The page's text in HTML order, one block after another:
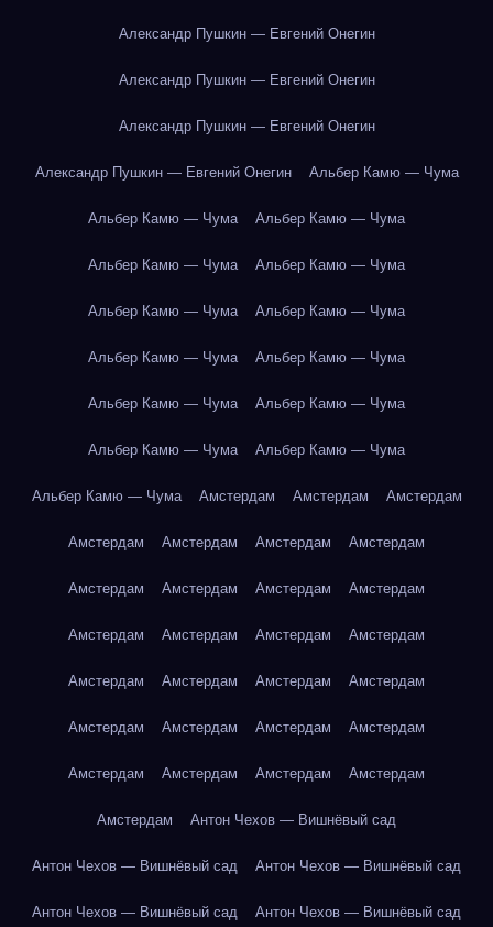
Александр Пушкин — Евгений Онегин
Александр Пушкин — Евгений Онегин
Александр Пушкин — Евгений Онегин
Александр Пушкин — Евгений Онегин Альбер Камю — Чума
Альбер Камю — Чума Альбер Камю — Чума
Альбер Камю — Чума Альбер Камю — Чума
Альбер Камю — Чума Альбер Камю — Чума
Альбер Камю — Чума Альбер Камю — Чума
Альбер Камю — Чума Альбер Камю — Чума
Альбер Камю — Чума Альбер Камю — Чума
Альбер Камю — Чума Амстердам Амстердам Амстердам
Амстердам Амстердам Амстердам Амстердам
Амстердам Амстердам Амстердам Амстердам
Амстердам Амстердам Амстердам Амстердам
Амстердам Амстердам Амстердам Амстердам
Амстердам Амстердам Амстердам Амстердам
Амстердам Амстердам Амстердам Амстердам
Амстердам Антон Чехов — Вишнёвый сад
Антон Чехов — Вишнёвый сад Антон Чехов — Вишнёвый сад
Антон Чехов — Вишнёвый сад Антон Чехов — Вишнёвый сад